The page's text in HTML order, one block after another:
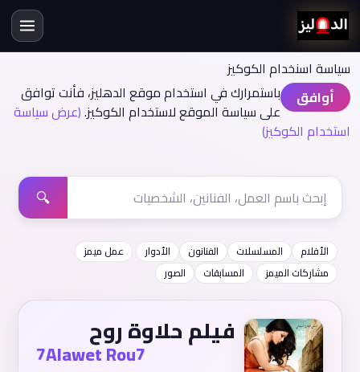
سياسة اسنخدام الكوكيز
أوافق
باستمرارك في استخدام موقع الدهليز، فأنت توافق
على سياسة الموقع لاستخدام الكوكيز.(عرض سياسة
استخدام الكوكيز)
🔍
الأفلام المسلسلات الفنانون الأدوار
عمل ميمز
مشاركات الميمز
المسابقات الصور
فيلم حلاوة روح
7Alawet Rou7